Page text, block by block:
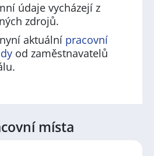
údaje vycházejí z
zdrojů.
aktuální pracovní
od zaměstnavatelů
místa